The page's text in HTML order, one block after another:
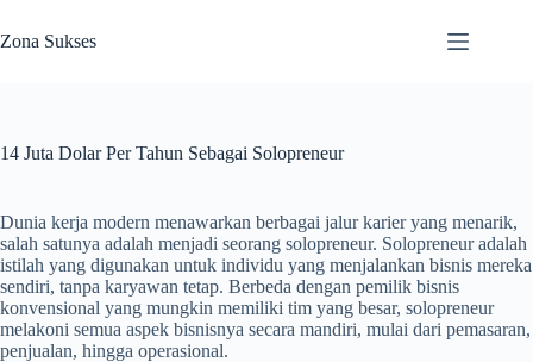
to
content
Zona Sukses
14 Juta Dolar Per Tahun Sebagai Solopreneur
Dunia kerja modern menawarkan berbagai jalur karier yang menarik,
salah satunya adalah menjadi seorang solopreneur. Solopreneur adalah
istilah yang digunakan untuk individu yang menjalankan bisnis mereka
sendiri, tanpa karyawan tetap. Berbeda dengan pemilik bisnis
konvensional yang mungkin memiliki tim yang besar, solopreneur
melakoni semua aspek bisnisnya secara mandiri, mulai dari pemasaran,
penjualan, hingga operasional.